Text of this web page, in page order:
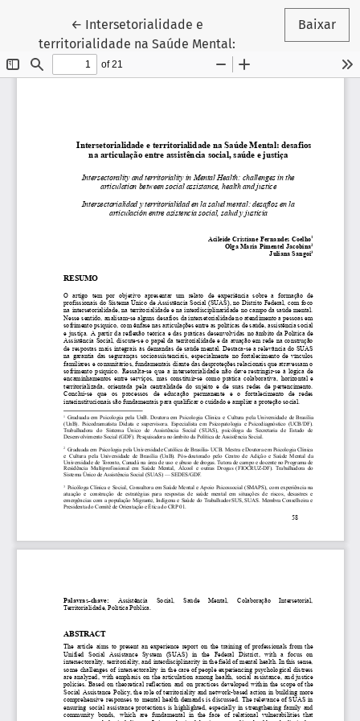
← Voltar aos Detalhes do Artigo
Intersetorialidade e
territorialidade na Saúde Mental:
Baixar